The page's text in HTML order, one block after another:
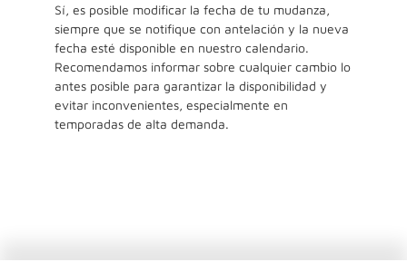
Sí, es posible modificar la fecha de tu mudanza,
siempre que se notifique con antelación y la nueva
fecha esté disponible en nuestro calendario.
Recomendamos informar sobre cualquier cambio lo
antes posible para garantizar la disponibilidad y
evitar inconvenientes, especialmente en
temporadas de alta demanda.